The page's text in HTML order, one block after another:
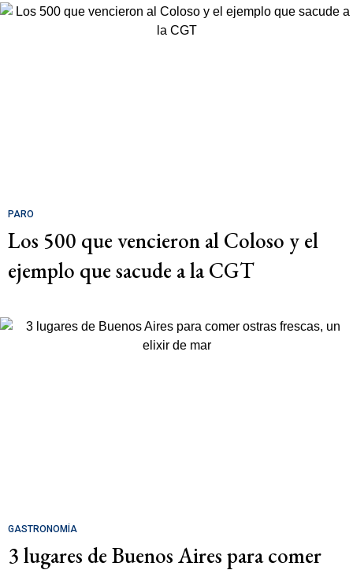
PARO
Los 500 que vencieron al Coloso y el
ejemplo que sacude a la CGT
GASTRONOMÍA
3 lugares de Buenos Aires para comer